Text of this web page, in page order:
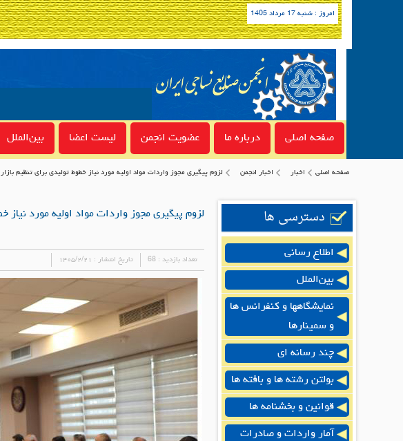
امروز : شنبه 17 مرداد 1405
صفحه اصلی درباره ما عضویت انجمن لیست اعضا بین‌الملل
صفحه اصلی اخبار اخبار انجمن لزوم پیگیری مجوز واردات مواد اولیه مورد نیاز خطوط تولیدی برای تنظیم
دسترسی ها
اطلاع رسانی
بین‌الملل
نمایشگاهها و کنفرانس ها
و سمینارها
چند رسانه ای
بولتن رشته ها و بافته ها
قوانین و بخشنامه ها
آمار واردات و صادرات
لزوم پیگیری مجوز واردات مواد اولیه مورد
تعداد بازدید : 68 تاریخ انتشار : ۱۴۰۵/۲/۲۱